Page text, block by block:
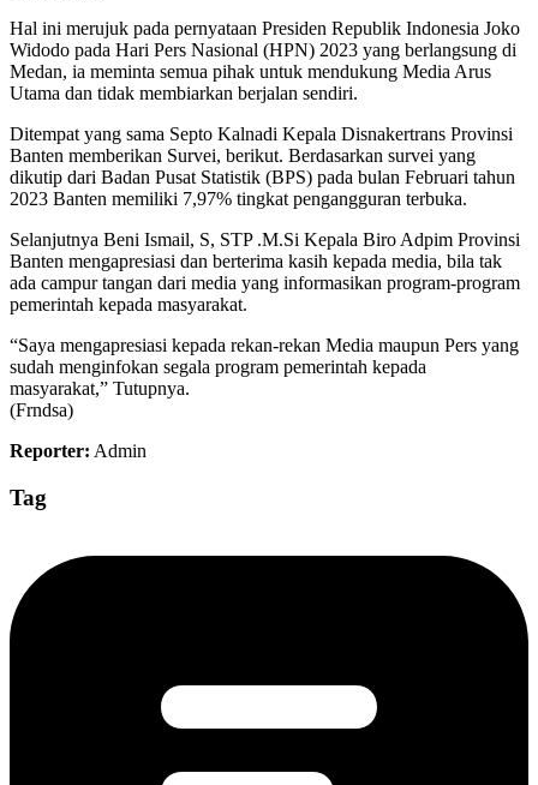
Hal ini merujuk pada pernyataan Presiden Republik Indonesia Joko
Widodo pada Hari Pers Nasional (HPN) 2023 yang berlangsung di
Medan, ia meminta semua pihak untuk mendukung Media Arus
Utama dan tidak membiarkan berjalan sendiri.
Ditempat yang sama Septo Kalnadi Kepala Disnakertrans Provinsi
Banten memberikan Survei, berikut. Berdasarkan survei yang
dikutip dari Badan Pusat Statistik (BPS) pada bulan Februari tahun
2023 Banten memiliki 7,97% tingkat pengangguran terbuka.
Selanjutnya Beni Ismail, S, STP .M.Si Kepala Biro Adpim Provinsi
Banten mengapresiasi dan berterima kasih kepada media, bila tak
ada campur tangan dari media yang informasikan program-program
pemerintah kepada masyarakat.
“Saya mengapresiasi kepada rekan-rekan Media maupun Pers yang
sudah menginfokan segala program pemerintah kepada
masyarakat,” Tutupnya.
(Frndsa)
Reporter: Admin
Tag